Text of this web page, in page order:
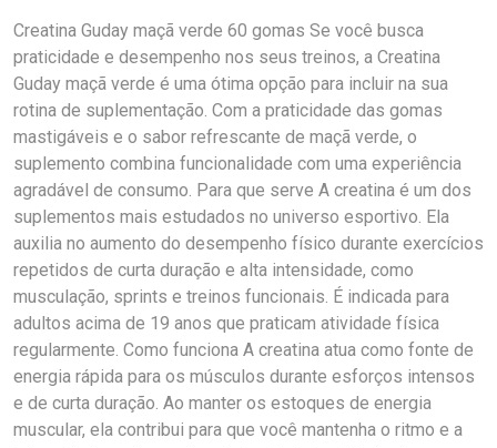
Creatina Guday maçã verde 60 gomas Se você busca
praticidade e desempenho nos seus treinos, a Creatina
Guday maçã verde é uma ótima opção para incluir na sua
rotina de suplementação. Com a praticidade das gomas
mastigáveis e o sabor refrescante de maçã verde, o
suplemento combina funcionalidade com uma experiência
agradável de consumo. Para que serve A creatina é um dos
suplementos mais estudados no universo esportivo. Ela
auxilia no aumento do desempenho físico durante exercícios
repetidos de curta duração e alta intensidade, como
musculação, sprints e treinos funcionais. É indicada para
adultos acima de 19 anos que praticam atividade física
regularmente. Como funciona A creatina atua como fonte de
energia rápida para os músculos durante esforços intensos
e de curta duração. Ao manter os estoques de energia
muscular, ela contribui para que você mantenha o ritmo e a